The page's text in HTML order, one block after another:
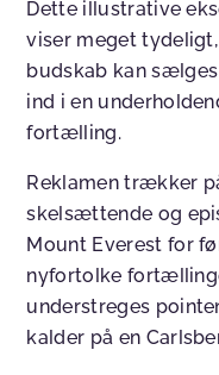
Dette illustrative
viser meget
budskab kan
ind i en
fortælling.
Reklamen trækker
skelsættende og
Mount Everest for
nyfortolke
understreges
kalder på en